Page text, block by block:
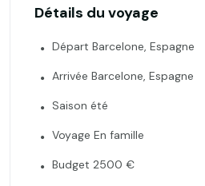
Détails du voyage
Départ Barcelone, Espagne
Arrivée Barcelone, Espagne
Saison été
Voyage En famille
Budget 2500 €